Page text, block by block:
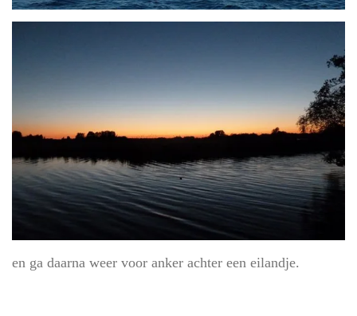
en ga daarna weer voor anker achter een eilandje.